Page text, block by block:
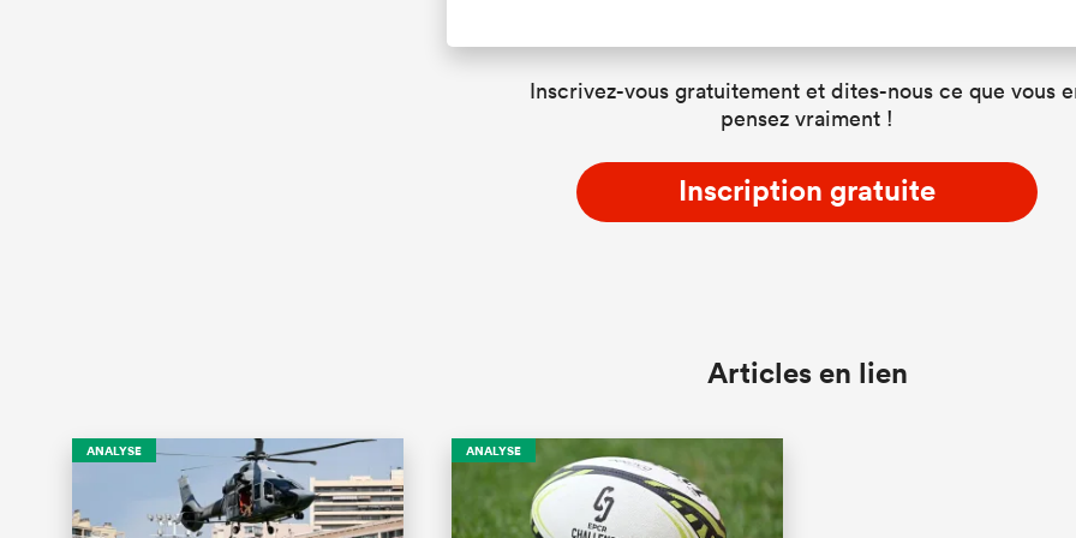
Inscrivez-vous gratuitement et dites-nous ce que vous
pensez vraiment !
Inscription gratuite
Articles en lien
ANALYSE ANALYSE